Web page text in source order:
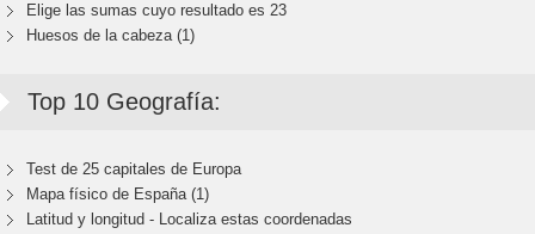
Elige las sumas cuyo resultado es 23
Huesos de la cabeza (1)
Top 10 Geografía:
Test de 25 capitales de Europa
Mapa físico de España (1)
Latitud y longitud - Localiza estas coordenadas